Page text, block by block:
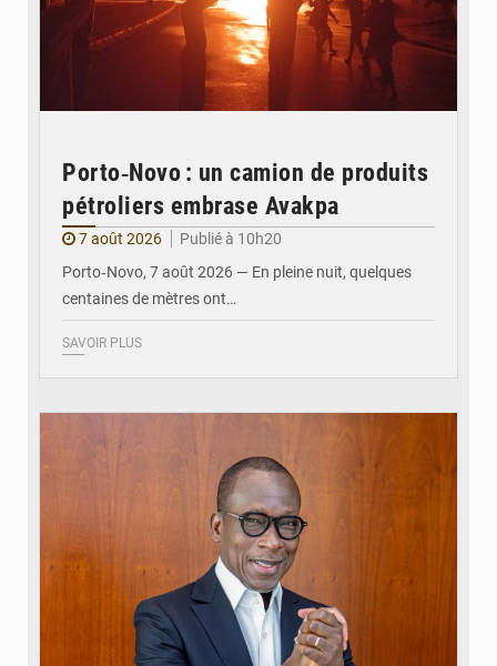
Porto‑Novo : un camion de produits
pétroliers embrase Avakpa
7 août 2026
Publié à 10h20
Porto‑Novo, 7 août 2026 — En pleine nuit, quelques
centaines de mètres ont…
SAVOIR PLUS